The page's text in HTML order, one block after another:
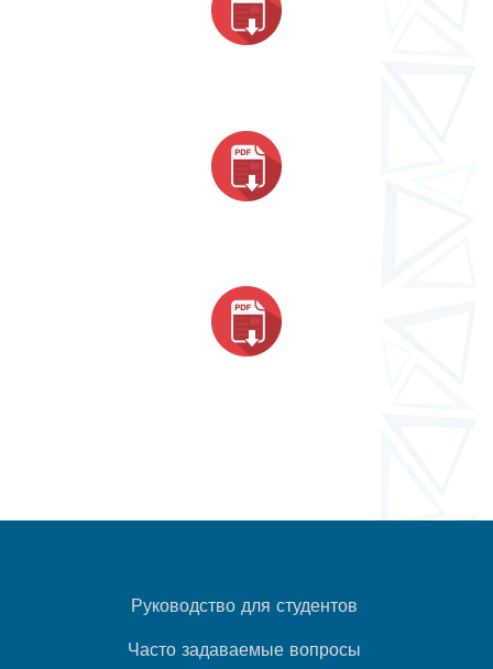
Руководство для студентов
Часто задаваемые вопросы